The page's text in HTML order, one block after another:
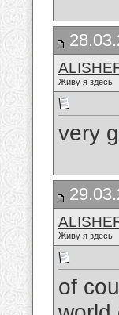
Живу я здесь
very
Живу я здесь
of